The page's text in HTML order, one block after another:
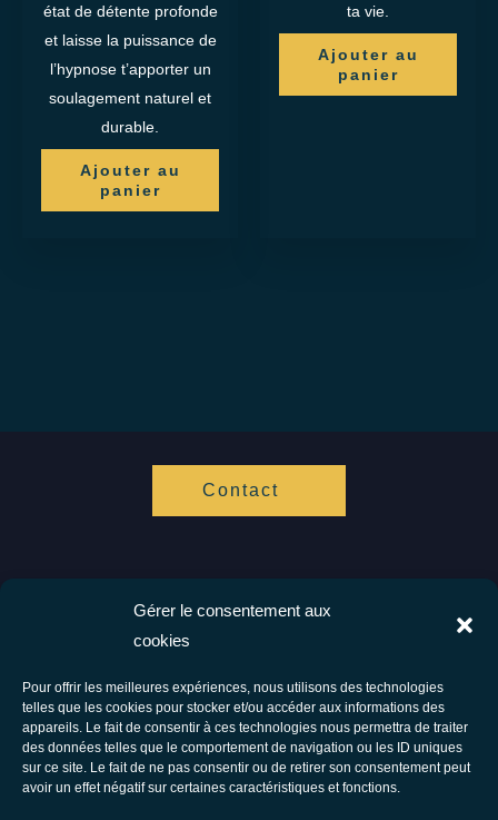
Gérer le consentement aux
cookies
Pour offrir les meilleures expériences, nous utilisons des technologies
telles que les cookies pour stocker et/ou accéder aux informations des
appareils. Le fait de consentir à ces technologies nous permettra de traiter
des données telles que le comportement de navigation ou les ID uniques
sur ce site. Le fait de ne pas consentir ou de retirer son consentement peut
avoir un effet négatif sur certaines caractéristiques et fonctions.
état de détente profonde
et laisse la puissance de
l’hypnose t’apporter un
soulagement naturel et
durable.
Ajouter au
panier
ta vie.
Ajouter au
panier
Contact
Ensemble vers votre bien être.
Facebook Instagram
Tous droits réservés © 2026 Vis Ta Vie Zen - Thérapie comportementale et
énergétique